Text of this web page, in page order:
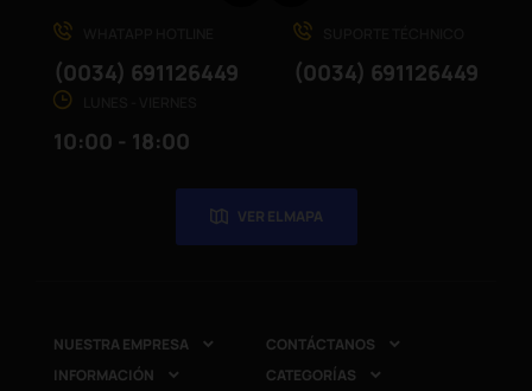
(0034) 691126449 (0034) 691126449
10:00 - 18:00
VER EL MAPA
NUESTRA EMPRESA  CONTÁCTANOS 
INFORMACIÓN  CATEGORÍAS 